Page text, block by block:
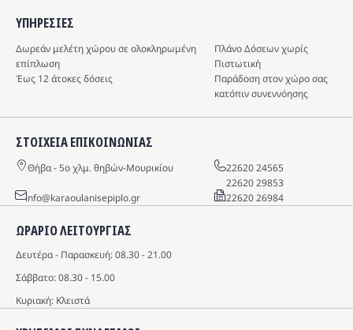
ΩΡΑΡΙΟ ΛΕΙΤΟΥΡΓΙΑΣ
Δευτέρα - Παρασκευή: 08.30 - 21.00
Σάββατο: 08.30 - 15.00
Κυριακή: Κλειστά
ΥΠΗΡΕΣIΕΣ
Δωρεάν μελέτη χώρου σε ολοκληρωμένη
επίπλωση
Πλάνο Δόσεων χωρίς
Πιστωτική
Έως 12 άτοκες δόσεις
Παράδοση στον χώρο σας
κατόπιν συνεννόησης
ΣΤΟΙΧΕΙΑ ΕΠΙΚΟΙΝΩΝΙΑΣ
Θήβα - 5o χλμ. θηβών-Μουρικίου
22620 24565
22620 29853
info@karaoulanisepiplo.gr
22620 26984